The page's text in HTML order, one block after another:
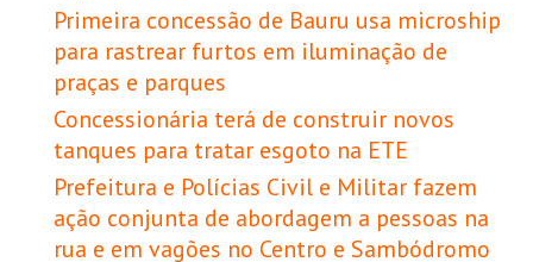
Primeira concessão de Bauru usa microship
para rastrear furtos em iluminação de
praças e parques
Concessionária terá de construir novos
tanques para tratar esgoto na ETE
Prefeitura e Polícias Civil e Militar fazem
ação conjunta de abordagem a pessoas na
rua e em vagões no Centro e Sambódromo